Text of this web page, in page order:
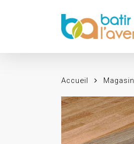
Accueil Magasin